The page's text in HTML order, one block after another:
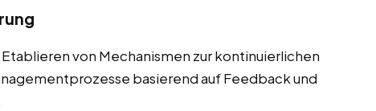
Etablieren von Mechanismen zur kontinuierlichen
basierend auf Feedback und